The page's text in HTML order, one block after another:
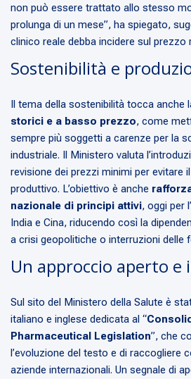
non può essere trattato allo stesso
prolunga di un mese”, ha spiegato,
clinico reale debba incidere sul prezzo
Sostenibilità e
Il tema della sostenibilità tocca anche
storici e a basso prezzo, come
sempre più soggetti a carenze per la
industriale. Il Ministero valuta
revisione dei prezzi minimi per evitare
produttivo. L’obiettivo è anche
nazionale di principi attivi, oggi per
India e Cina, riducendo così la
a crisi geopolitiche o interruzioni delle
Un approccio aperto e
Sul sito del Ministero della Salute è
italiano e inglese dedicata al “
Pharmaceutical Legislation”, che
l’evoluzione del testo e di raccogliere
aziende internazionali. Un segnale di